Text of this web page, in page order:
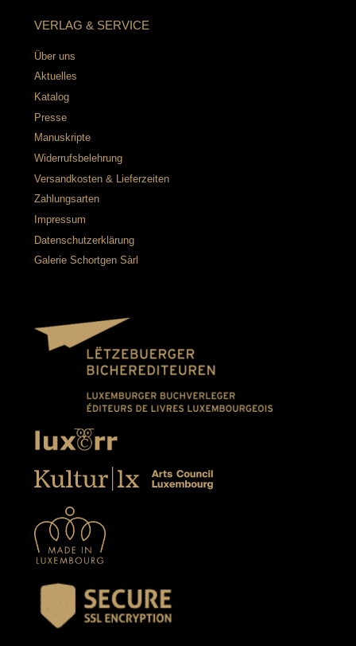
VERLAG & SERVICE
Über uns
Aktuelles
Katalog
Presse
Manuskripte
Widerrufsbelehrung
Versandkosten & Lieferzeiten
Zahlungsarten
Impressum
Datenschutzerklärung
Galerie Schortgen Sàrl